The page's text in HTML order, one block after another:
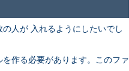
人が 入れるようにしたいでし
作る必要があります。このファ